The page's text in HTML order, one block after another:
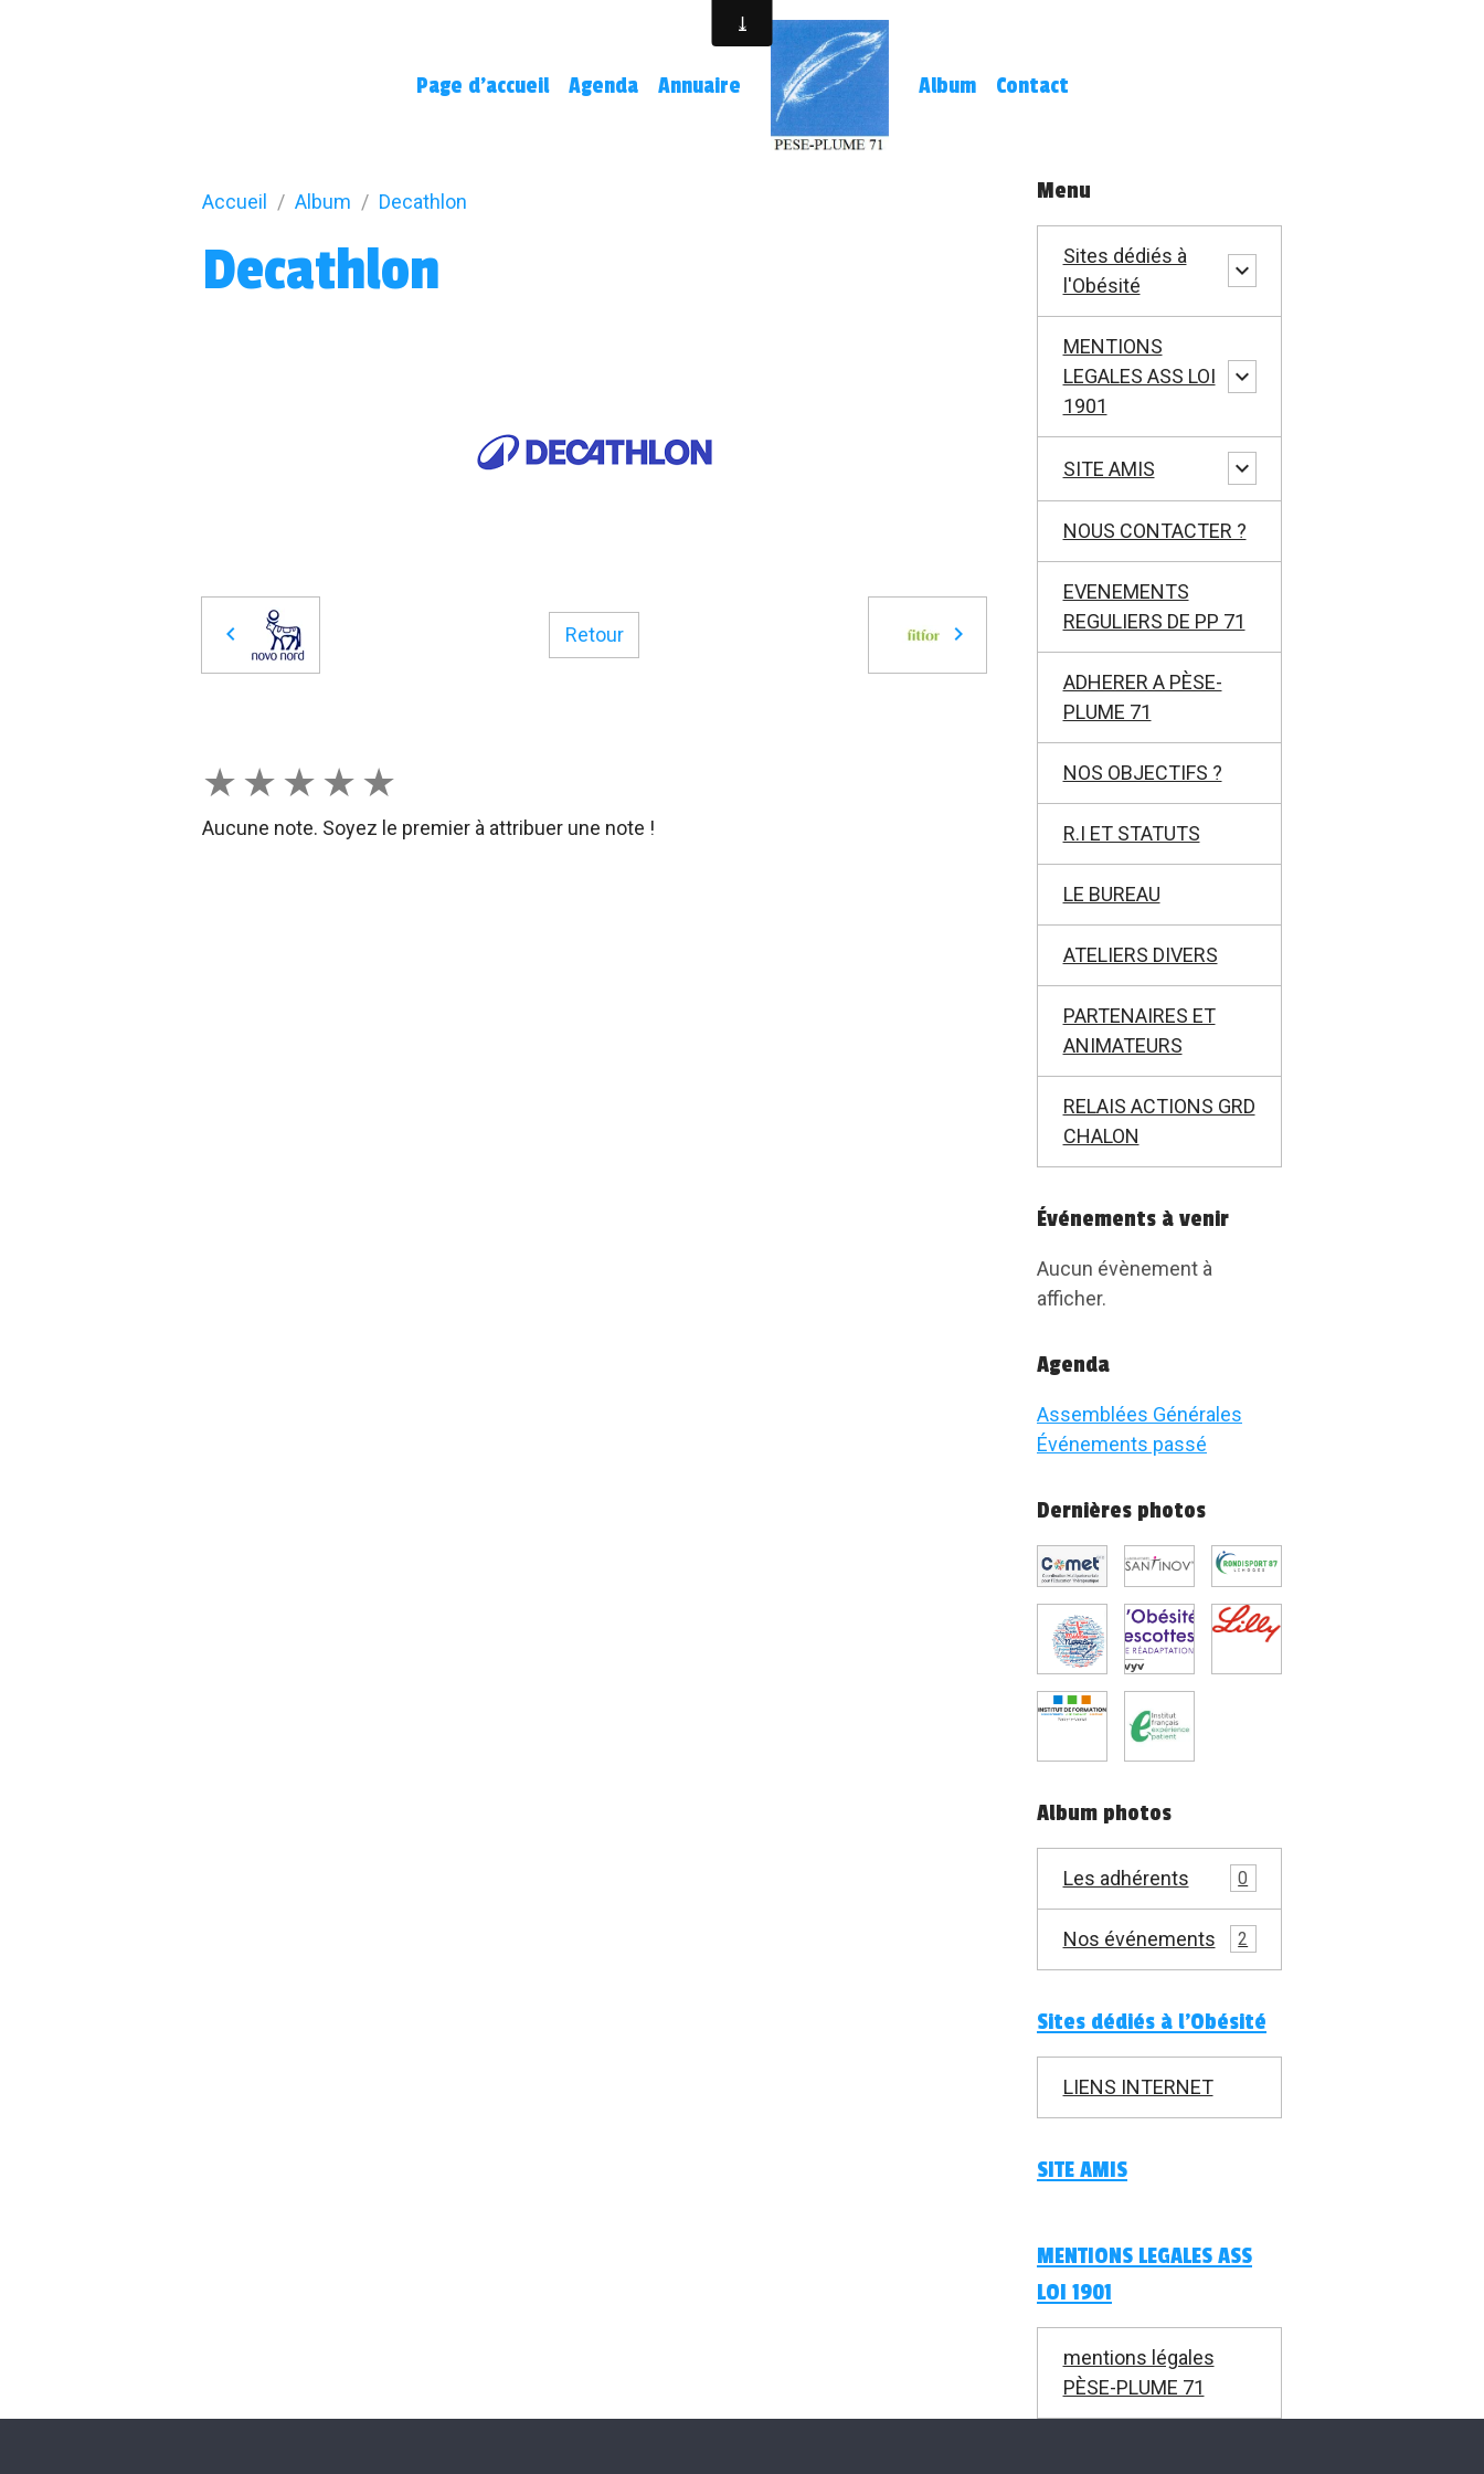
Page d'accueil Agenda Annuaire Album Contact
Accueil Album Decathlon
Decathlon
Retour
★ ★ ★ ★ ★
Aucune note. Soyez le premier à attribuer une note !
Menu
Sites dédiés à
l'Obésité
MENTIONS
LEGALES ASS LOI
1901
SITE AMIS
NOUS CONTACTER ?
EVENEMENTS
REGULIERS DE PP 71
ADHERER A PÈSE-
PLUME 71
NOS OBJECTIFS ?
R.I ET STATUTS
LE BUREAU
ATELIERS DIVERS
PARTENAIRES ET
ANIMATEURS
RELAIS ACTIONS GRD
CHALON
Événements à venir
Aucun évènement à
afficher.
Agenda
Assemblées Générales
Événements passé
Dernières photos
Album photos
Les adhérents 0
Nos événements 2
Sites dédiés à l'Obésité
LIENS INTERNET
SITE AMIS
MENTIONS LEGALES ASS
LOI 1901
mentions légales
PÈSE-PLUME 71